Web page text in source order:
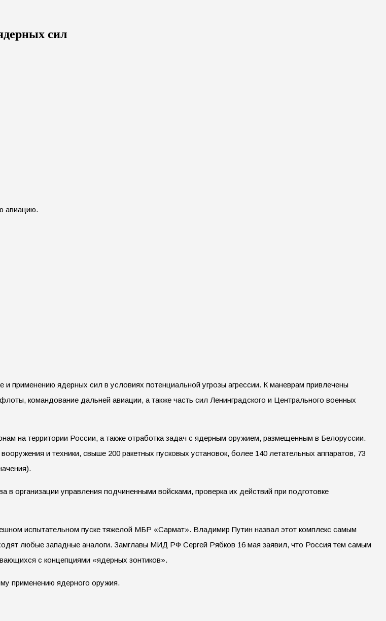
сил
авиацию.
ядерных сил в условиях потенциальной угрозы агрессии. К маневрам привлечены
командование дальней авиации, а также часть сил Ленинградского и Центрального военных
на территории России, а также отработка задач с ядерным оружием, размещенным в Белоруссии.
и техники, свыше 200 ракетных пусковых установок, более 140 летательных аппаратов, 73
организации управления подчиненными войсками, проверка их действий при подготовке
испытательном пуске тяжелой МБР «Сармат». Владимир Путин назвал этот комплекс самым
любые западные аналоги. Замглавы МИД РФ Сергей Рябков 16 мая заявил, что Россия тем самым
с концепциями «ядерных зонтиков».
применению ядерного оружия.